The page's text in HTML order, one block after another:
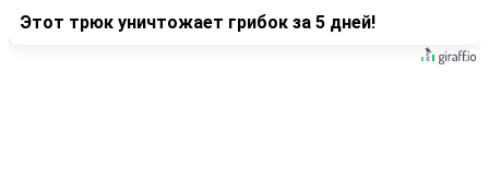
Этот трюк уничтожает грибок за 5 дней!